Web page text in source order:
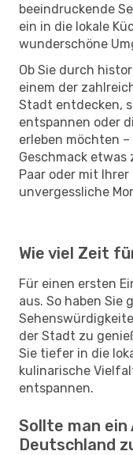
beeindruckende
ein in die lokale
wunderschöne
Ob Sie durch
einem der
Stadt entdecken,
entspannen oder
erleben möchten
Geschmack etwas
Paar oder mit
unvergessliche
Wie viel Zeit
Für einen ersten
aus. So haben
der Stadt zu
Sie tiefer in die
kulinarische
entspannen.
Sollte man
Deutschland